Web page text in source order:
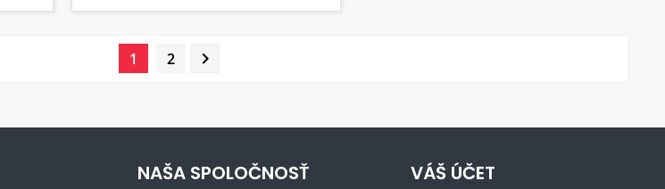
1 2 
NAŠA SPOLOČNOSŤ VÁŠ ÚČET